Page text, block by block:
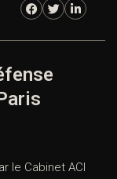
le Cabinet ACI